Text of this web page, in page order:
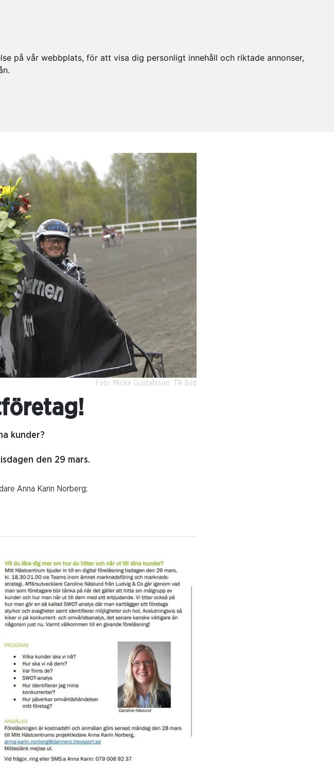
på vår webbplats, för att visa dig personligt innehåll och riktade annonser,
Foto: Micke Gustafsson, TR Bild
kunder?
den 29 mars.
Anna Karin Norberg;